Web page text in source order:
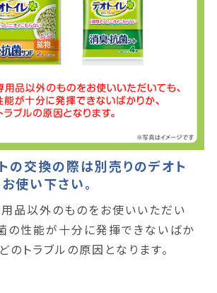
の交換の際は別売りのデオト
使い下さい。
品以外のものをお使いいただい
の性能が十分に発揮できないばか
のトラブルの原因となります。